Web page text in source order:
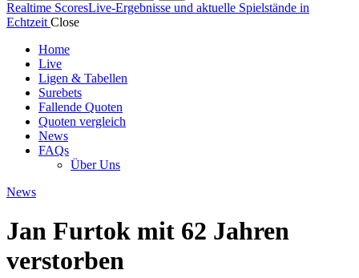
Realtime ScoresLive-Ergebnisse und aktuelle Spielstände in
Echtzeit Close
Home
Live
Ligen & Tabellen
Surebets
Fallende Quoten
Quoten vergleich
News
FAQs
Über Uns
News
Jan Furtok mit 62 Jahren
verstorben